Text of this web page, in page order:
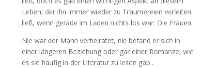
Leben, der ihn immer wieder zu Träumereien verleiten
ließ, wenn gerade im Laden nichts los war: Die Frauen.
Nie war der Mann verheiratet, nie befand er sich in
einer längeren Beziehung oder gar einer Romanze, wie
es sie häufig in der Literatur zu lesen gab..